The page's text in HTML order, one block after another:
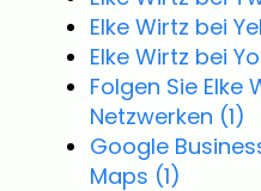
Elke Wirtz bei
Elke Wirtz bei
Folgen Sie Elke
Netzwerken (1)
Google
Maps (1)